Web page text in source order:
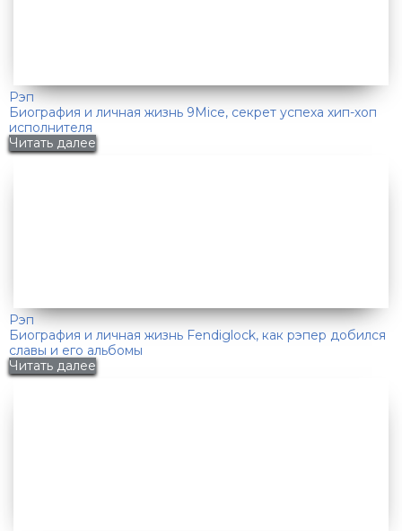
Рэп
Биография и личная жизнь 9Mice, секрет успеха хип-хоп
исполнителя
Читать далее
Рэп
Биография и личная жизнь Fendiglock, как рэпер добился
славы и его альбомы
Читать далее